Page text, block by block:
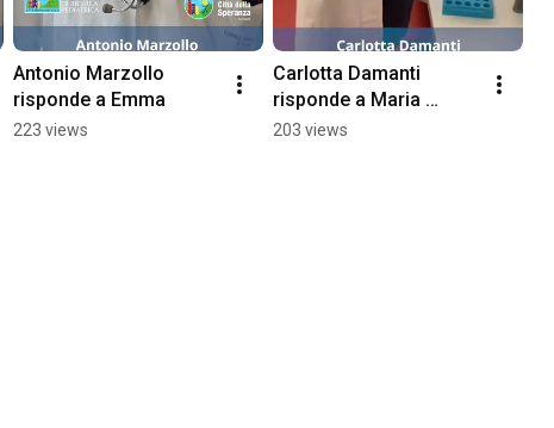
Antonio Marzollo
risponde a Emma
223 views
Carlotta Damanti
risponde a Maria
Francesca
203 views